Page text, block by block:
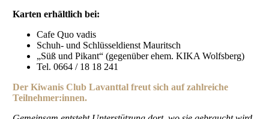
Karten erhältlich bei:
Cafe Quo vadis
Schuh- und Schlüsseldienst Mauritsch
„Süß und Pikant“ (gegenüber ehem. KIKA Wolfsberg)
Tel. 0664 / 18 18 241
Der Kiwanis Club Lavanttal freut sich auf zahlreiche
Teilnehmer:innen.